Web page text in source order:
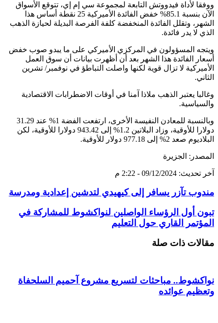
ووفقا لأداة فيدووتش التابعة لمجموعة سي إم إي، تتوقع الأسواق
الآن بنسبة 85.1% خفض الفائدة الأميركية 25 نقطة أساس هذا
الشهر، وتقلل الفائدة المنخفضة كلفة الفرصة البديلة لحيازة الذهب
الذي لا يدر فائدة.
ويتجه المسؤولون في المركزي الأميركي على ما يبدو صوب خفض
أسعار الفائدة هذا الشهر بعد أن أظهرت بيانات أن سوق العمل
الأميركية لا تزال قوية لكنها واصلت التباطؤ في نوفمبر/ تشرين
الثاني.
وغالبا يعتبر الذهب ملاذا آمنا في أوقات الاضطرابات الاقتصادية
والسياسية.
وبالنسبة للمعادن النفيسة الأخرى، ارتفعت الفضة 1% عند 31.29
دولارا للأوقية، وزاد البلاتين 1.2% إلى 943.42 دولارا للأوقية، لكن
البلاديوم صعد 2% إلى 977.18 دولار للأوقية.
المصدر: الجزيرة
آخر تحديث: 09/12/2024 - 2:22 م
مندوب تآزر يسافر إلى كيهيدي لتدشين إعدادية ومدرسة
تبون أول الرؤساء الواصلين لنواكشوط للمشاركة في
المؤتمر القاري حول التعليم
مقالات ذات صلة
نواكشوط.. مباحثات لتسريع مشروع آحميم السلحفاة
وتعظيم عوائده